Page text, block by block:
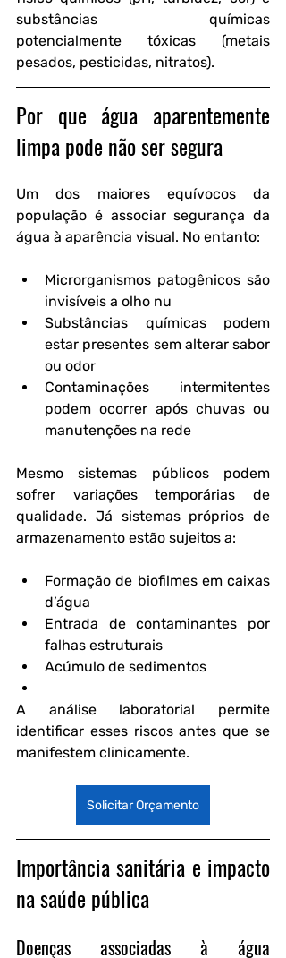
substâncias químicas
potencialmente tóxicas (metais
pesados, pesticidas, nitratos).
Por que água aparentemente
limpa pode não ser segura
Um dos maiores equívocos da
população é associar segurança da
água à aparência visual. No entanto:
Microrganismos patogênicos são
invisíveis a olho nu
Substâncias químicas podem
estar presentes sem alterar sabor
ou odor
Contaminações intermitentes
podem ocorrer após chuvas ou
manutenções na rede
Mesmo sistemas públicos podem
sofrer variações temporárias de
qualidade. Já sistemas próprios de
armazenamento estão sujeitos a:
Formação de biofilmes em caixas
d’água
Entrada de contaminantes por
falhas estruturais
Acúmulo de sedimentos
A análise laboratorial permite
identificar esses riscos antes que se
manifestem clinicamente.
Solicitar Orçamento
Importância sanitária e impacto
na saúde pública
Doenças associadas à água